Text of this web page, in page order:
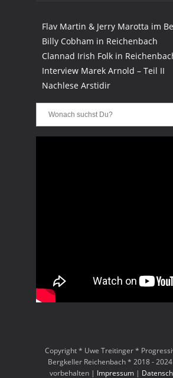
Flav Martin & Jerry Marotta im
Billy Cobham in Reichenbach
Clannad Irish Folk in
Interview Marek Arnold – Teil II
Nachlese Arstidir
Copyright * Uwe Treitinger *
Bergkeller Reichenbach * 2018 -
vorbehalten | Impressum|